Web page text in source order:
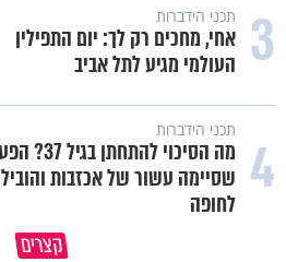
3 תכני הידברות
אחי, מחכים רק לך: יום התפילין
העולמי מגיע לתל אביב
4 תכני הידברות
מה הסיכוי להתחתן
שסיימה עשור של אכזבות
לחופה
קצריםסגולה להשכנת שלום בין אם לילדיה